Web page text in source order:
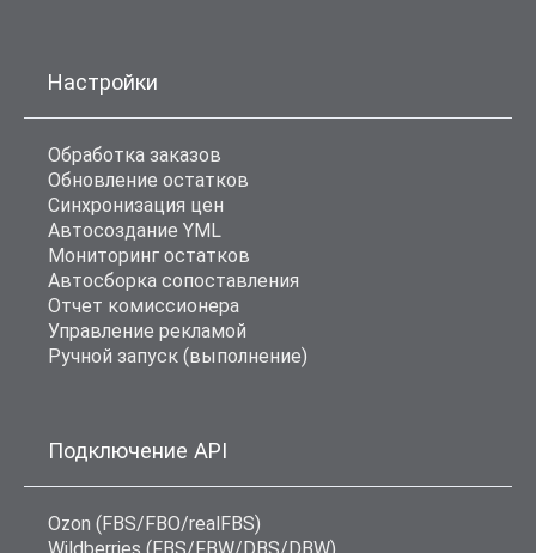
Настройки
Обработка заказов
Обновление остатков
Синхронизация цен
Автосоздание YML
Мониторинг остатков
Автосборка сопоставления
Отчет комиссионера
Управление рекламой
Ручной запуск (выполнение)
Подключение API
Ozon (FBS/FBO/realFBS)